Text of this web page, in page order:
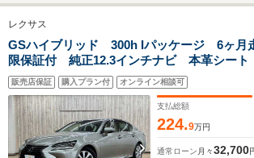
ッドランプ
LED/Bluetooth接
続/ETC/EBD付ABS/横
滑り防止装置
レクサス
GSハイブリッド 300h Iパッケージ 6ヶ月
限保証付 純正12.3インチナビ 本革シー
ラ 衝突軽減ブレーキ レーダークルーズコ
ル ブラインドスポットモニター シートエ
ルセグTV パワーシート 禁煙車
販売店保証 購入プラン付 オンライン相談可
支払総額
224.9万円
通常ローン 月々32,700